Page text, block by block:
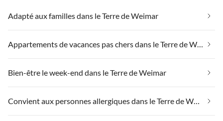
Adapté aux familles dans le Terre de Weimar
Appartements de vacances pas chers dans le Terre de Weimar
Bien-être le week-end dans le Terre de Weimar
Convient aux personnes allergiques dans le Terre de Weimar